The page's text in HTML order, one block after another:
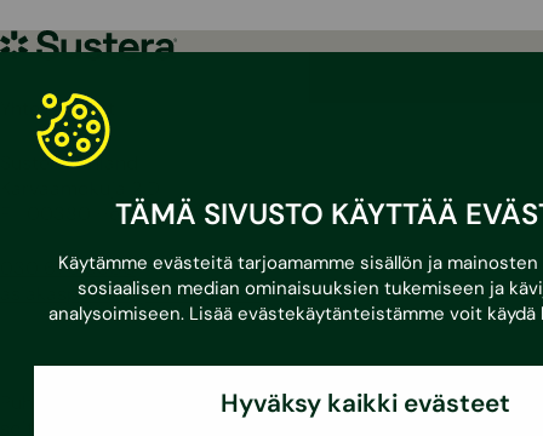
TÄMÄ SIVUSTO KÄYTTÄÄ
Käytämme evästeitä tarjoamamme sisällön ja
sosiaalisen median ominaisuuksien tukemiseen ja
analysoimiseen. Lisää evästekäytänteistämme voit käydä
Hyväksy kaikki evästeet
Sustera
Yhteystiedot
Sustera Finland
FI-00380 Helsinki
030 670 5500
asiakaspalvelu@sustera.com
Puhelut 030/010-alkuisiin numeroihin hinnoitellaan